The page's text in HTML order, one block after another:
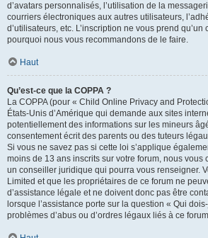
d’avatars personnalisés, l’utilisation de la
courriers électroniques aux autres utilisateurs,
d’utilisateurs, etc. L’inscription ne vous prend qu’un
pourquoi nous vous recommandons de le faire.
Haut
Qu’est-ce que la COPPA ?
La COPPA (pour « Child Online Privacy and
États-Unis d’Amérique qui demande aux sites
potentiellement des informations sur les mineurs
consentement écrit des parents ou des tuteurs
Si vous ne savez pas si cette loi s’applique
moins de 13 ans inscrits sur votre forum, nous vous
un conseiller juridique qui pourra vous renseigner.
Limited et que les propriétaires de ce forum ne
d’assistance légale et ne doivent donc pas être
lorsque l’assistance porte sur la question « Qui
problèmes d’abus ou d’ordres légaux liés à ce